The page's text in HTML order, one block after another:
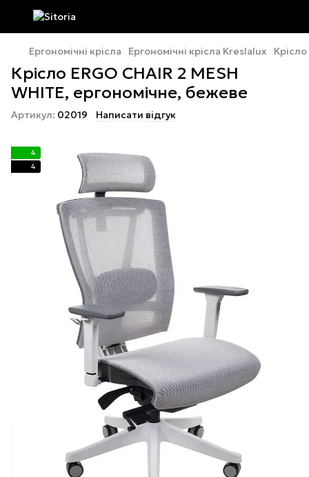
Ергономічні крісла Ергономічні крісла Kreslalux
Крісло ERGO CHAIR 2 MESH
WHITE, ергономічне, бежеве
Артикул: 02019 Написати відгук
4
4